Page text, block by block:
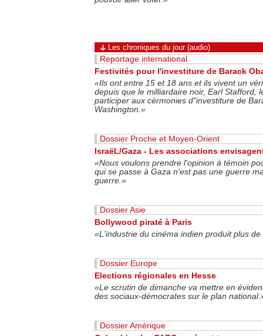
Les chroniques du jour (audio)
Reportage international
Festivités pour l'investiture de Barack
«Ils ont entre 15 et 18 ans et ils vivent un
depuis que le milliardaire noir, Earl Stafford,
participer aux cérmonies d"investiture de
Washington.»
Dossier Proche et Moyen-Orient
IsraëL/Gaza - Les associations
«Nous voulons prendre l'opinion à témoin
qui se passe à Gaza n'est pas une guerre
guerre.»
Dossier Asie
Bollywood piraté à Paris
«L'industrie du cinéma indien produit plus
Dossier Europe
Elections régionales en Hesse
«Le scrutin de dimanche va mettre en
des sociaux-démocrates sur le plan
Dossier Amérique